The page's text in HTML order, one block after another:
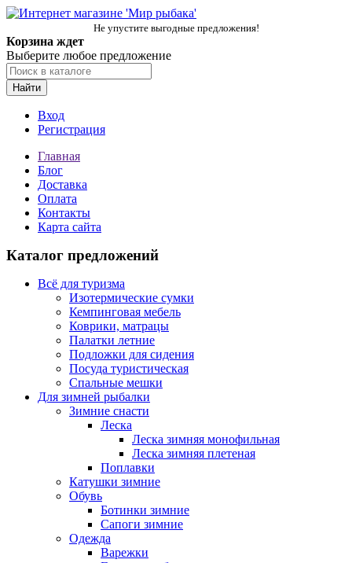
Не упустите выгодные предложения!
Корзина ждет
Выберите любое предложение
Найти
Вход
Регистрация
Главная
Блог
Доставка
Оплата
Контакты
Карта сайта
Каталог предложений
Всё для туризма
Изотермические сумки
Кемпинговая мебель
Коврики, матрацы
Палатки летние
Подложки для сидения
Посуда туристическая
Спальные мешки
Для зимней рыбалки
Зимние снасти
Леска
Леска зимняя монофильная
Леска зимняя плетеная
Поплавки
Катушки зимние
Обувь
Ботинки зимние
Сапоги зимние
Одежда
Варежки